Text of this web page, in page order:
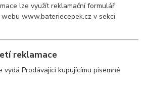
lze využít reklamační formulář
www.bateriecepek.cz v sekci
reklamace
vydá Prodávající kupujícímu písemné